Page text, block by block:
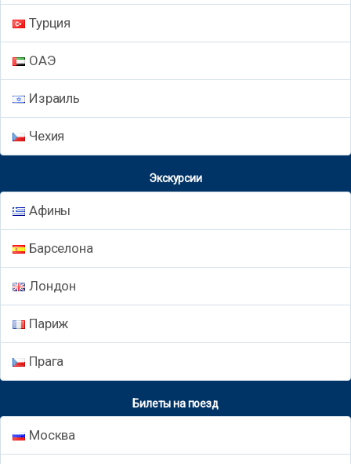
Турция
ОАЭ
Израиль
Чехия
Экскурсии
Афины
Барселона
Лондон
Париж
Прага
Билеты на поезд
Москва